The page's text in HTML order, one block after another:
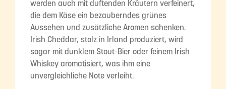
werden auch mit duftenden Kräutern verfeinert,
die dem Käse ein bezauberndes grünes
Aussehen und zusätzliche Aromen schenken.
Irish Cheddar, stolz in Irland produziert, wird
sogar mit dunklem Stout-Bier oder feinem Irish
Whiskey aromatisiert, was ihm eine
unvergleichliche Note verleiht.